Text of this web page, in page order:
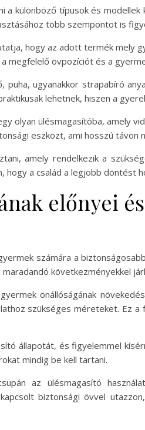
különböző típusok és
több szempontot is
hogy az adott termék mely
megfelelő övpozíciót és a
ugyanakkor strapabíró
lehetnek, hiszen a
olyan ülésmagasítóba, amely
eszközt, ami hosszú távon
amely rendelkezik a
hogy a család a legjobb döntést
előnyei
számára a
következményekkel
önállóságának
szükséges méreteket. Ez
állapotát, és figyelemmel
mindig be kell tartani.
az ülésmagasító
biztonsági övvel